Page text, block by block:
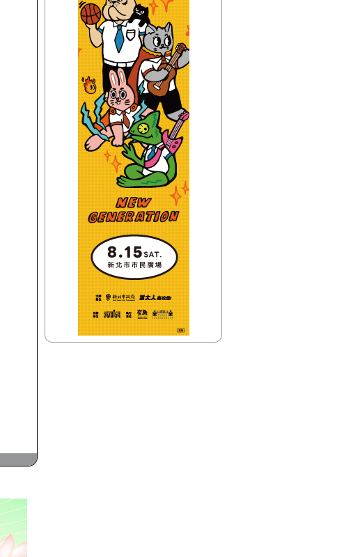
(宜蘭)流行最前線
【HitFm正在進行】
(聯播)
夜貓DJ-Dennis
【Next】
(花東)流行最精選